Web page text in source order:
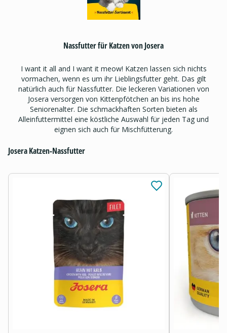
Nassfutter für Katzen von Josera
I want it all and I want it meow! Katzen lassen sich nichts
vormachen, wenn es um ihr Lieblingsfutter geht. Das gilt
natürlich auch für Nassfutter. Die leckeren Variationen von
Josera versorgen von Kittenpfötchen an bis ins hohe
Seniorenalter. Die schmackhaften Sorten bieten als
Alleinfuttermittel eine köstliche Auswahl für jeden Tag und
eignen sich auch für Mischfütterung.
Josera Katzen-Nassfutter